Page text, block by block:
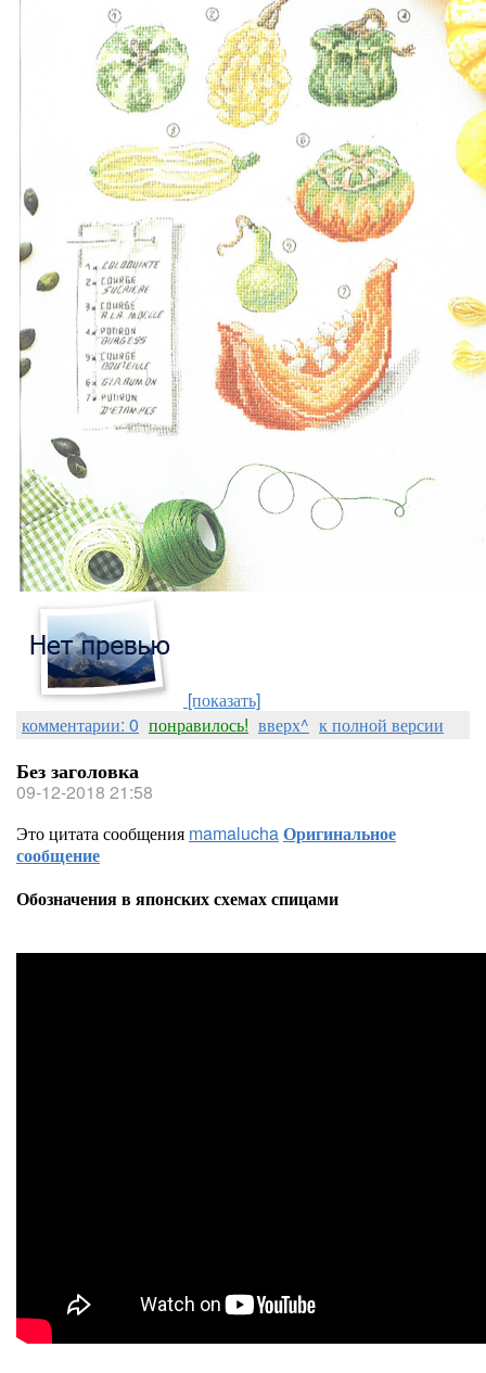
[показать]
комментарии: 0 понравилось! вверх^ к полной версии
Без заголовка
09-12-2018 21:58
Это цитата сообщения mamaluchaОригинальное
сообщение
Обозначения в японских схемах спицами